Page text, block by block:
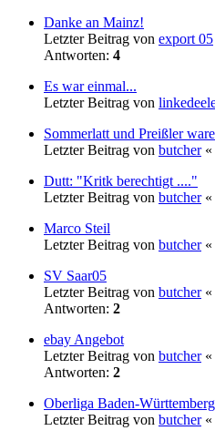
Danke an Mainz!
Letzter Beitrag von export 05
Antworten: 4
Es war einmal...
Letzter Beitrag von
Sommerlatt und Preißler
Letzter Beitrag von butcher«
Dutt: "Kritk berechtigt ...."
Letzter Beitrag von butcher«
Marco Steil
Letzter Beitrag von butcher«
SV Saar05
Letzter Beitrag von butcher«
Antworten: 2
ebay Angebot
Letzter Beitrag von butcher«
Antworten: 2
Oberliga Baden-Württemberg
Letzter Beitrag von butcher«